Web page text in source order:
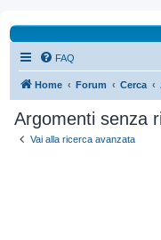
FAQ
Home Forum Cerca
Argomenti senza
Vai alla ricerca avanzata